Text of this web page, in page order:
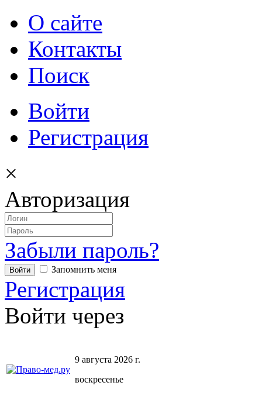
О сайте
Контакты
Поиск
Войти
Регистрация
×
Авторизация
Забыли пароль?
Запомнить меня
Регистрация
Войти через
9 августа 2026 г.
воскресенье